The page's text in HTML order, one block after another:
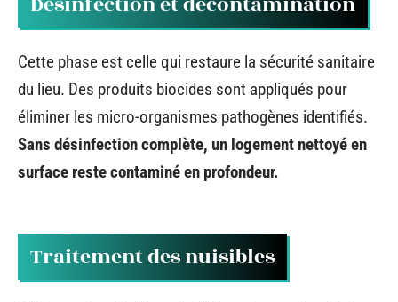
Cette phase est celle qui restaure la sécurité sanitaire
du lieu. Des produits biocides sont appliqués pour
éliminer les micro-organismes pathogènes identifiés.
Sans désinfection complète, un logement nettoyé en
surface reste contaminé en profondeur.
Traitement des nuisibles